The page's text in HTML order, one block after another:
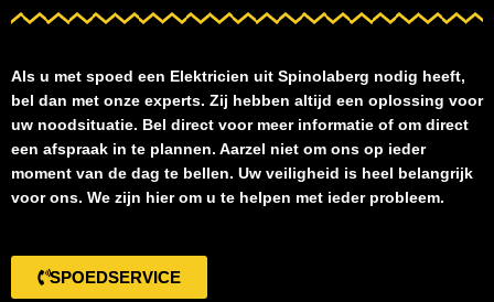
Als u met spoed een Elektricien uit Spinolaberg nodig heeft,
bel dan met onze experts. Zij hebben altijd een oplossing voor
uw noodsituatie. Bel direct voor meer informatie of om direct
een afspraak in te plannen. Aarzel niet om ons op ieder
moment van de dag te bellen. Uw veiligheid is heel belangrijk
voor ons. We zijn hier om u te helpen met ieder probleem.
SPOEDSERVICE